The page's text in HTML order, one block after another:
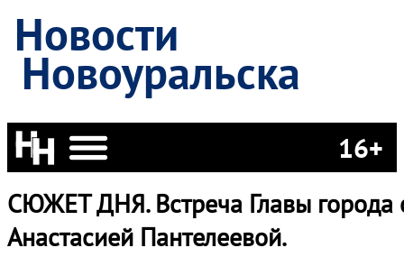
Новости
Новоуральска
16+
СЮЖЕТ ДНЯ. Встреча Главы города
Анастасией Пантелеевой.